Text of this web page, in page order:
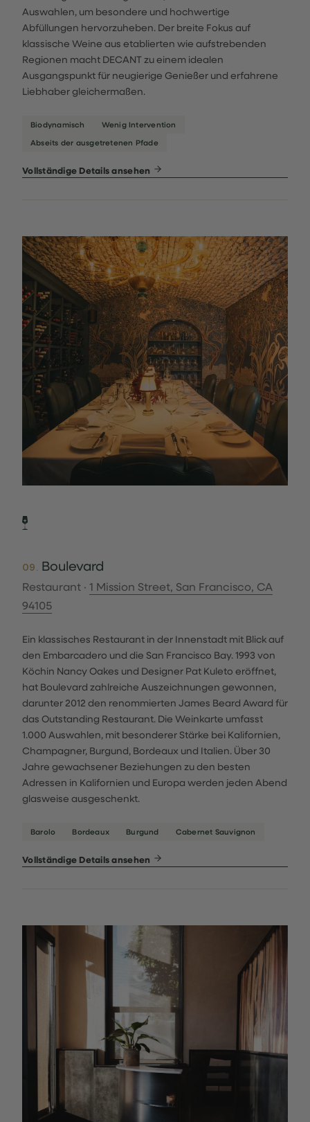
Auswahlen, um besondere und hochwertige
Abfüllungen hervorzuheben. Der breite Fokus auf
klassische Weine aus etablierten wie aufstrebenden
Regionen macht DECANT zu einem idealen
Ausgangspunkt für neugierige Genießer und erfahrene
Liebhaber gleichermaßen.
Biodynamisch
Wenig Intervention
Abseits der ausgetretenen Pfade
Vollständige Details ansehen
09. Boulevard
Restaurant · 1 Mission Street, San Francisco, CA
94105
Ein klassisches Restaurant in der Innenstadt mit Blick auf
den Embarcadero und die San Francisco Bay. 1993 von
Köchin Nancy Oakes und Designer Pat Kuleto eröffnet,
hat Boulevard zahlreiche Auszeichnungen gewonnen,
darunter 2012 den renommierten James Beard Award für
das Outstanding Restaurant. Die Weinkarte umfasst
1.000 Auswahlen, mit besonderer Stärke bei Kalifornien,
Champagner, Burgund, Bordeaux und Italien. Über 30
Jahre gewachsener Beziehungen zu den besten
Adressen in Kalifornien und Europa werden jeden Abend
glasweise ausgeschenkt.
Barolo Bordeaux Burgund Cabernet Sauvignon
Vollständige Details ansehen